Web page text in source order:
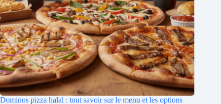
Dominos pizza halal : tout savoir sur le menu et les options